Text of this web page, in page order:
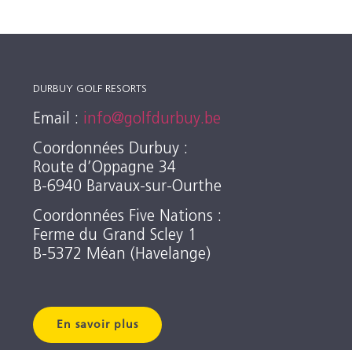
DURBUY GOLF RESORTS
Email : info@golfdurbuy.be
Coordonnées Durbuy :
Route d’Oppagne 34
B-6940 Barvaux-sur-Ourthe
Coordonnées Five Nations :
Ferme du Grand Scley 1
B-5372 Méan (Havelange)
En savoir plus